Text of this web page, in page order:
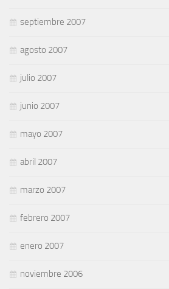
septiembre 2007
agosto 2007
julio 2007
junio 2007
mayo 2007
abril 2007
marzo 2007
febrero 2007
enero 2007
noviembre 2006